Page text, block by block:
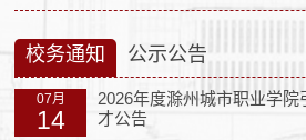
校务通知 公示公告
07月
14
2026年度滁州城市职业学
才公告